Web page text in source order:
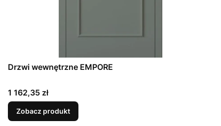
Drzwi wewnętrzne EMPORE
Cena
1 162,35 zł
Zobacz produkt